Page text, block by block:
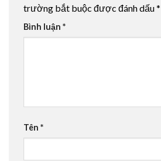
trường bắt buộc được đánh dấu*
Bình luận *
Tên *